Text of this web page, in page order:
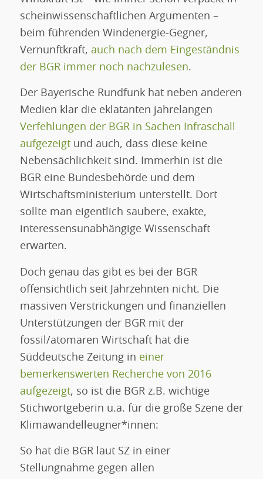
scheinwissenschaftlichen Argumenten –
beim führenden Windenergie-Gegner,
Vernunftkraft, auch nach dem Eingeständnis
der BGR immer noch nachzulesen.
Der Bayerische Rundfunk hat neben anderen
Medien klar die eklatanten jahrelangen
Verfehlungen der BGR in Sachen Infraschall
aufgezeigtund auch, dass diese keine
Nebensächlichkeit sind. Immerhin ist die
BGR eine Bundesbehörde und dem
Wirtschaftsministerium unterstellt. Dort
sollte man eigentlich saubere, exakte,
interessensunabhängige Wissenschaft
erwarten.
Doch genau das gibt es bei der BGR
offensichtlich seit Jahrzehnten nicht. Die
massiven Verstrickungen und finanziellen
Unterstützungen der BGR mit der
fossil/atomaren Wirtschaft hat die
Süddeutsche Zeitung in einer
bemerkenswerten Recherche von 2016
aufgezeigt, so ist die BGR z.B. wichtige
Stichwortgeberin u.a. für die große Szene der
Klimawandelleugner*innen:
So hat die BGR laut SZ in einer
Stellungnahme gegen allen